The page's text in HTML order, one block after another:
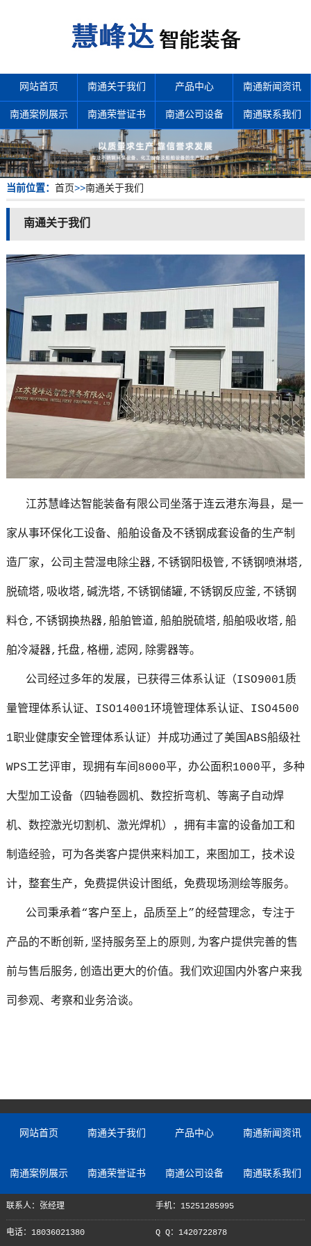
网站首页 南通关于我们 产品中心 南通新闻资讯
南通案例展示 南通荣誉证书 南通公司设备 南通联系我们
当前位置： 首页>>南通关于我们
南通关于我们
江苏慧峰达智能装备有限公司坐落于连云港东海县，是一
家从事环保化工设备、船舶设备及不锈钢成套设备的生产制
造厂家，公司主营湿电除尘器,不锈钢阳极管,不锈钢喷淋塔,
脱硫塔,吸收塔,碱洗塔,不锈钢储罐,不锈钢反应釜,不锈钢
料仓,不锈钢换热器,船舶管道,船舶脱硫塔,船舶吸收塔,船
舶冷凝器,托盘,格栅,滤网,除雾器等。
公司经过多年的发展，已获得三体系认证（ISO9001质
量管理体系认证、ISO14001环境管理体系认证、ISO4500
1职业健康安全管理体系认证）并成功通过了美国ABS船级社
WPS工艺评审，现拥有车间8000平，办公面积1000平，多种
大型加工设备（四轴卷圆机、数控折弯机、等离子自动焊
机、数控激光切割机、激光焊机），拥有丰富的设备加工和
制造经验，可为各类客户提供来料加工，来图加工，技术设
计，整套生产，免费提供设计图纸，免费现场测绘等服务。
公司秉承着“客户至上，品质至上”的经营理念，专注于
产品的不断创新,坚持服务至上的原则,为客户提供完善的售
前与售后服务,创造出更大的价值。我们欢迎国内外客户来我
司参观、考察和业务洽谈。
网站首页 南通关于我们 产品中心 南通新闻资讯
南通案例展示 南通荣誉证书 南通公司设备 南通联系我们
联系人：张经理 手机：15251285995
电话：18036021380 Q Q：1420722878